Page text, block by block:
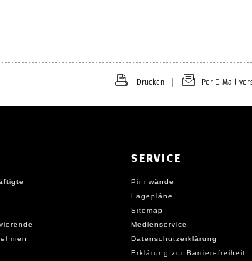
Drucken Per E-Mail
SERVICE
Pinnwände
Lagepläne
Sitemap
Medienservice
Datenschutzerklärung
Erklärung zur Barrierefreiheit